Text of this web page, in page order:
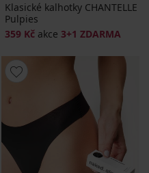
Klasické kalhotky CHANTELLE
Pulpies
359 Kč akce 3+1 ZDARMA